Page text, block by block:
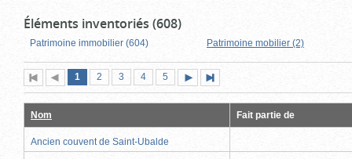
Éléments inventoriés (608)
Patrimoine immobilier (604) Patrimoine mobilier (2)
Première
page
Page
précédente
Page
1 (page
actuelle)
Page
2 Page
3 Page
4 Page
5
suivante
page
Nom Fait partie de
Ancien couvent de Saint-Ubalde